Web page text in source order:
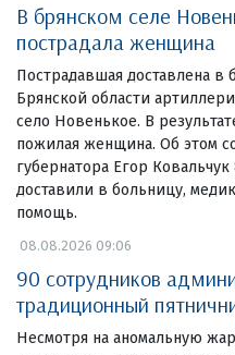
В брянском селе
пострадала женщина
Пострадавшая доставлена
Брянской области
село Новенькое. В
пожилая женщина. Об этом
губернатора Егор
доставили в больницу,
помощь.
08.08.2026 09:06
90 сотрудников
традиционный
Несмотря на аномальную